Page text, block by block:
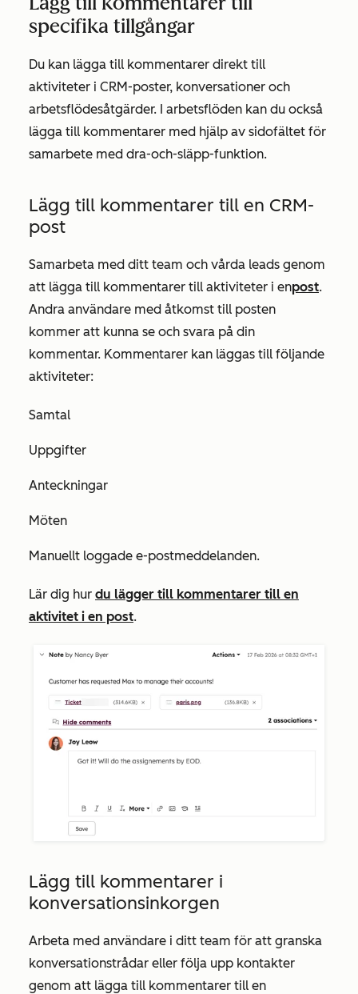
specifika tillgångar
Du kan lägga till kommentarer direkt till
aktiviteter i CRM-poster, konversationer och
arbetsflödesåtgärder. I arbetsflöden kan du också
lägga till kommentarer med hjälp av sidofältet för
samarbete med dra-och-släpp-funktion.
Lägg till kommentarer till en CRM-
post
Samarbeta med ditt team och vårda leads genom
att lägga till kommentarer till aktiviteter i enpost.
Andra användare med åtkomst till posten
kommer att kunna se och svara på din
kommentar. Kommentarer kan läggas till följande
aktiviteter:
Samtal
Uppgifter
Anteckningar
Möten
Manuellt loggade e-postmeddelanden.
Lär dig hur du lägger till kommentarer till en
aktivitet i en post.
Lägg till kommentarer i
konversationsinkorgen
Arbeta med användare i ditt team för att granska
konversationstrådar eller följa upp kontakter
genom att lägga till kommentarer till en